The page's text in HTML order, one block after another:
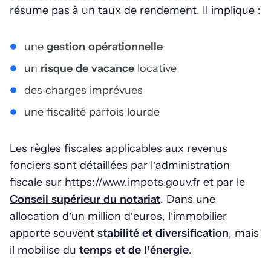
résume pas à un taux de rendement. Il implique :
une gestion opérationnelle
un risque de vacance locative
des charges imprévues
une fiscalité parfois lourde
Les règles fiscales applicables aux revenus
fonciers sont détaillées par l’administration
fiscale sur https://www.impots.gouv.fr et par le
Conseil supérieur du notariat. Dans une
allocation d’un million d’euros, l’immobilier
apporte souvent stabilité et diversification, mais
il mobilise du temps et de l’énergie.